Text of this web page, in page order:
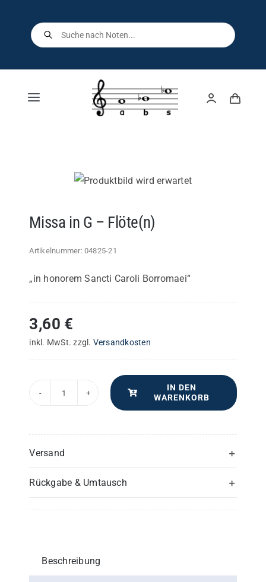
content
Products
search
Toggle
Kontakt
Missa in G – Flöte(n)
Artikelnummer: 04825-21
„in honorem Sancti Caroli Borromaei“
3,60 €
inkl. MwSt. zzgl. Versandkosten
–
Menge
IN DEN
WARENKORB
Versand
Rückgabe & Umtausch
Beschreibung